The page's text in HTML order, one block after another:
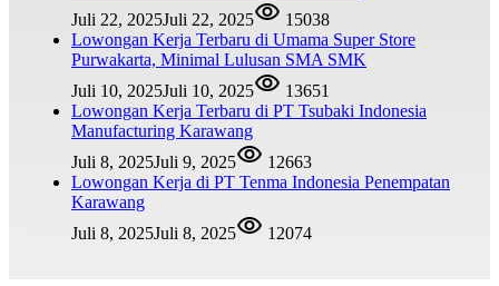
Juli 22, 2025Juli 22, 2025
15038
Lowongan Kerja Terbaru di Umama Super Store
Purwakarta, Minimal Lulusan SMA SMK
Juli 10, 2025Juli 10, 2025
13651
Lowongan Kerja Terbaru di PT Tsubaki Indonesia
Manufacturing Karawang
Juli 8, 2025Juli 9, 2025
12663
Lowongan Kerja di PT Tenma Indonesia Penempatan
Karawang
Juli 8, 2025Juli 8, 2025 12074